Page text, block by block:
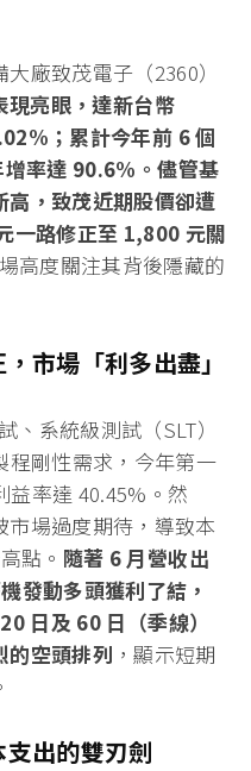
廠致茂電子（2360）
現亮眼，達新台幣
；累計今年前 6 個
率達 90.6%。儘管基
，致茂近期股價卻遭
一路修正至 1,800 元關
高度關注其背後隱藏的
市場「利多出盡」
系統級測試（SLT）
程剛性需求，今年第一
益率達 40.45%。然
場過度期待，導致本
點。 隨著 6 月營收出
發動多頭獲利了結，
日及 60 日（季線）
的空頭排列 ，顯示短期
出的雙刃劍